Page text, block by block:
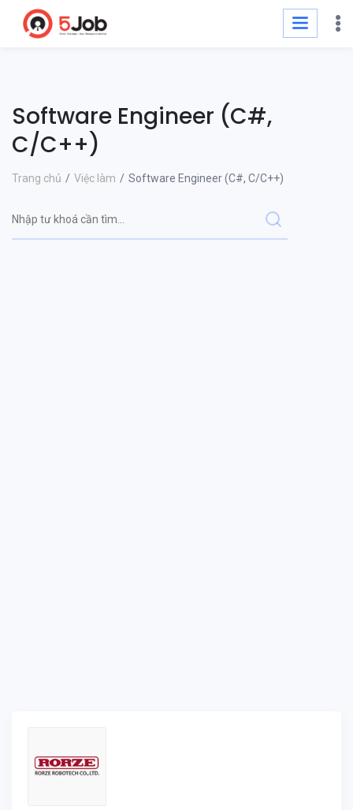
Software Engineer (C#,
C/C++)
Trang chủ Việc làm Software Engineer (C#, C/C++)